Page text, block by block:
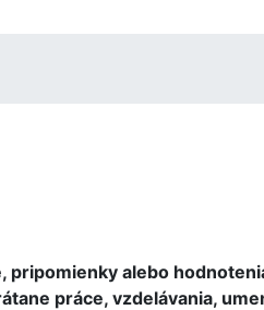
pripomienky alebo
práce, vzdelávania,